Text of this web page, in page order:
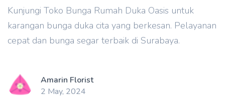
Kunjungi Toko Bunga Rumah Duka Oasis untuk
karangan bunga duka cita yang berkesan. Pelayanan
cepat dan bunga segar terbaik di Surabaya.
Amarin Florist
2 May, 2024